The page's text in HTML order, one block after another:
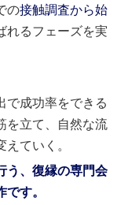
の接触調査から始
れるフェーズを実
で成功率をできる
を立て、自然な流
ていく。
う、復縁の専門会
す。